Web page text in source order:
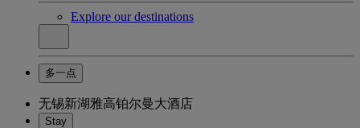
Explore our destinations
多一点
无锡新湖雅高铂尔曼大酒店
Stay